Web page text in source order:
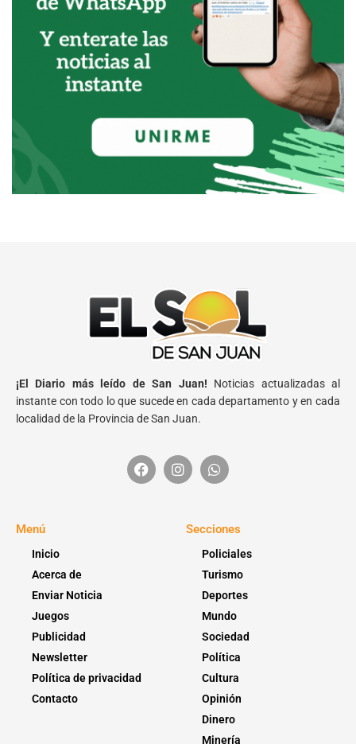
¡El Diario más leído de San Juan! Noticias actualizadas al
instante con todo lo que sucede en cada departamento y en cada
localidad de la Provincia de San Juan.
Menú
Inicio
Acerca de
Enviar Noticia
Juegos
Publicidad
Newsletter
Política de privacidad
Contacto
Secciones
Policiales
Turismo
Deportes
Mundo
Sociedad
Política
Cultura
Opinión
Dinero
Minería